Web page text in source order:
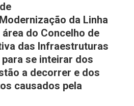
da Linha
do Concelho de
das Infraestruturas
se inteirar dos
a decorrer e dos
causados pela